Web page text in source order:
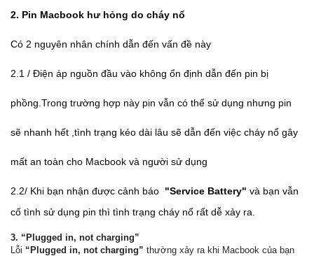
2. Pin Macbook hư hỏng do cháy nổ
Có 2 nguyên nhân chính dẫn đến vấn đề này
2.1 / Điện áp nguồn đầu vào không ổn định dẫn đến pin bị
phồng.Trong trường hợp này pin vẫn có thể sử dụng nhưng pin
sẽ nhanh hết ,tình trạng kéo dài lâu sẽ dẫn đến việc cháy nổ gây
mất an toàn cho Macbook và người sử dụng
2.2/ Khi bạn nhận được cảnh báo "Service Battery" và bạn vẫn
cố tình sử dụng pin thì tình trạng cháy nổ rất dễ xảy ra.
3. “Plugged in, not charging”
Lỗi “Plugged in, not charging” thường xảy ra khi Macbook của bạn